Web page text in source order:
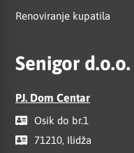
Renoviranje kupatila
Senigor d.o.o.
PJ. Dom Centar
Osik do br.1
71210, Ilidža